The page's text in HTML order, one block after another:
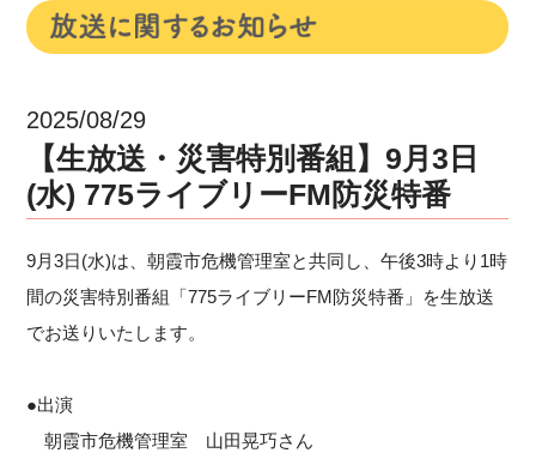
2025/08/29
【生放送・災害特別番組】9月3日
(水) 775ライブリーFM防災特番
9月3日(水)は、朝霞市危機管理室と共同し、午後3時より1時
間の災害特別番組「775ライブリーFM防災特番」を生放送
でお送りいたします。
●出演
朝霞市危機管理室 山田晃巧さん